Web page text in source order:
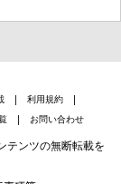
利用規約
お問い合わせ
テンツの無断転載を